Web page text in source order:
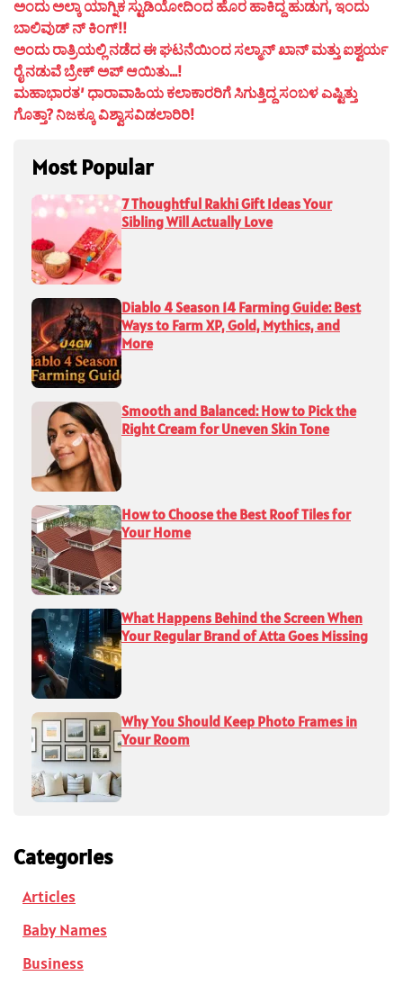
ಅಂದು ಅಲ್ಕಾ ಯಾಗ್ನಿಕ ಸ್ಟುಡಿಯೋದಿಂದ ಹೊರ ಹಾಕಿದ್ದ ಹುಡುಗ, ಇಂದು
ಬಾಲಿವುಡ್ ನ್ ಕಿಂಗ್!!
ಅಂದು ರಾತ್ರಿಯಲ್ಲಿ ನಡೆದ ಈ ಘಟನೆಯಿಂದ ಸಲ್ಮಾನ್ ಖಾನ್ ಮತ್ತು ಐಶ್ವರ್ಯ
ರೈ ನಡುವೆ ಬ್ರೇಕ್ ಅಪ್ ಆಯಿತು…!
ಮಹಾಭಾರತ’ ಧಾರಾವಾಹಿಯ ಕಲಾಕಾರರಿಗೆ ಸಿಗುತ್ತಿದ್ದ ಸಂಬಳ ಎಷ್ಟಿತ್ತು
ಗೊತ್ತಾ? ನಿಜಕ್ಕೂ ವಿಶ್ವಾಸವಿಡಲಾರಿರಿ!
Most Popular
7 Thoughtful Rakhi Gift Ideas Your
Sibling Will Actually Love
Diablo 4 Season 14 Farming Guide: Best
Ways to Farm XP, Gold, Mythics, and
More
Smooth and Balanced: How to Pick the
Right Cream for Uneven Skin Tone
How to Choose the Best Roof Tiles for
Your Home
What Happens Behind the Screen When
Your Regular Brand of Atta Goes Missing
Why You Should Keep Photo Frames in
Your Room
Categories
Articles
Baby Names
Business